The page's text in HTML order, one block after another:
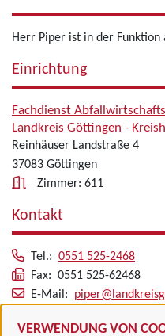
VERWENDUNG VON
Herr Piper ist in der Funktion
Einrichtung
Fachdienst
Landkreis Göttingen -
Reinhäuser Landstraße 4
37083 Göttingen
Zimmer: 611
Kontakt
Tel.: 0551 525-2468
Fax: 0551 525-62468
E-Mail:
Alle zugeordneten